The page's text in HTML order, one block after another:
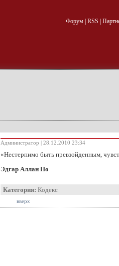
Форум| RSS
Администратор | 28.12.2010 23:34
«Нестерпимо быть превзойденным,
Эдгар Аллан По
Категория: Кодекс
вверх